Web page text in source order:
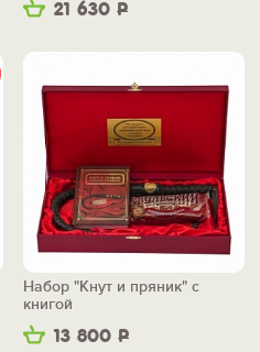
21 630 Р
13 800 Р
Набор "Кнут и пряник" с
книгой